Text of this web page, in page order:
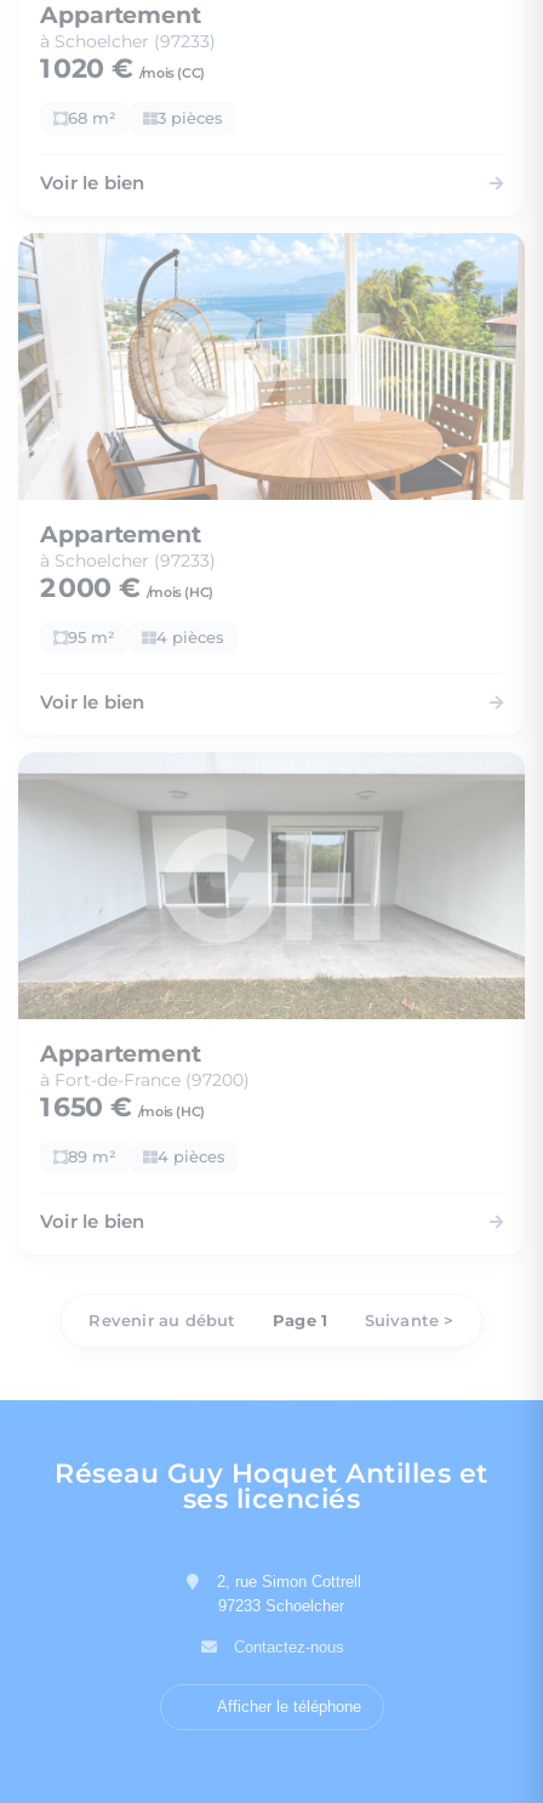
Appartement
à Schoelcher (97233)
1 020 € /mois (CC)
68 m² 3 pièces
Voir le bien
Appartement
à Schoelcher (97233)
2 000 € /mois (HC)
95 m² 4 pièces
Voir le bien
Appartement
à Fort-de-France (97200)
1 650 € /mois (HC)
89 m² 4 pièces
Voir le bien
Revenir au début Page 1 Suivante >
Réseau Guy Hoquet Antilles et
ses licenciés
2, rue Simon Cottrell
97233 Schoelcher
Contactez-nous
Afficher le téléphone